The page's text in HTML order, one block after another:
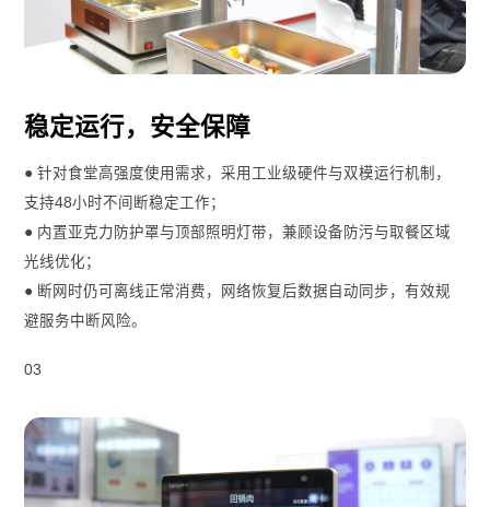
稳定运行，安全保障
● 针对食堂高强度使用需求，采用工业级硬件与双模运行机制，
支持48小时不间断稳定工作；
● 内置亚克力防护罩与顶部照明灯带，兼顾设备防污与取餐区域
光线优化；
● 断网时仍可离线正常消费，网络恢复后数据自动同步，有效规
避服务中断风险。
03